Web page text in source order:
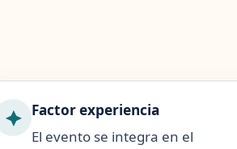
Factor experiencia
El evento se integra en el